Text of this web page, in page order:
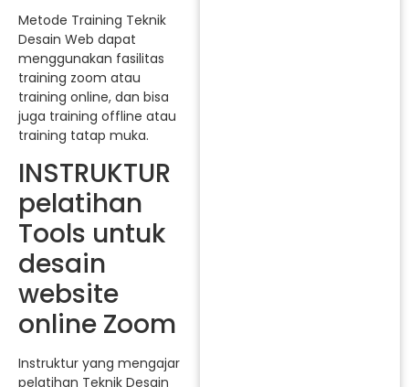
Metode Training Teknik
Desain Web dapat
menggunakan fasilitas
training zoom atau
training online, dan bisa
juga training offline atau
training tatap muka.
INSTRUKTUR
pelatihan
Tools untuk
desain
website
online Zoom
Instruktur yang mengajar
pelatihan Teknik Desain